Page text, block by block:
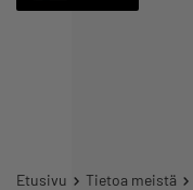
Etusivu Tietoa meistä